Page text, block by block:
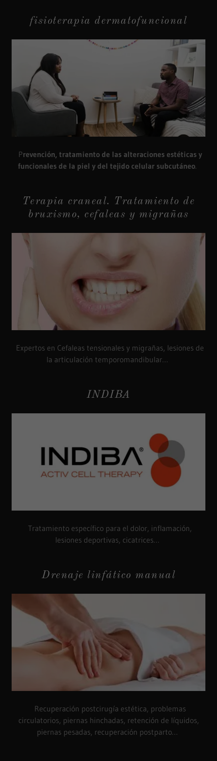
fisioterapia dermatofuncional
Prevención, tratamiento de las alteraciones estéticas y
funcionales de la piel y del tejido celular subcutáneo.
Terapia craneal. Tratamiento de
bruxismo, cefaleas y migrañas
Expertos en Cefaleas tensionales y migrañas, lesiones de
la articulación temporomandibular…
INDIBA
Tratamiento específico para el dolor, inflamación,
lesiones deportivas, cicatrices…
Drenaje linfático manual
Recuperación postcirugía estética, problemas
circulatorios, piernas hinchadas, retención de líquidos,
piernas pesadas, recuperación postparto…